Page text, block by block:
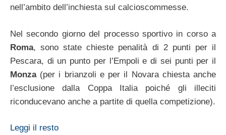
nell’ambito dell’inchiesta sul calcioscommesse.
Nel secondo giorno del processo sportivo in corso a
Roma, sono state chieste penalità di 2 punti per il
Pescara, di un punto per l’Empoli e di sei punti per il
Monza(per i brianzoli e per il Novara chiesta anche
l’esclusione dalla Coppa Italia poiché gli illeciti
riconducevano anche a partite di quella competizione).
Leggi il resto